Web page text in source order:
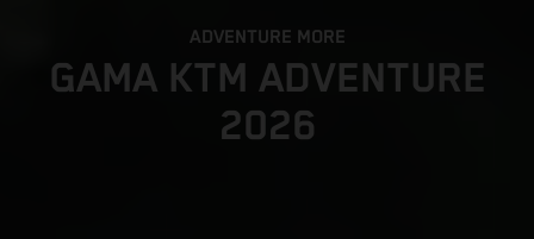
ADVENTURE MORE
GAMA KTM ADVENTURE
2026